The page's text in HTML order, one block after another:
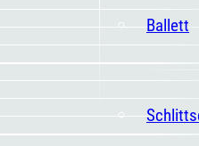
Ballett